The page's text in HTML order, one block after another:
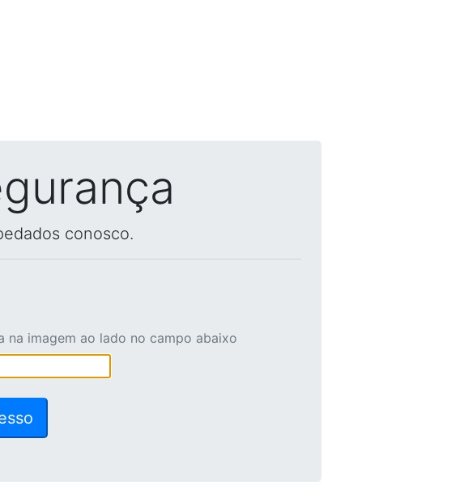
conosco.
na imagem ao lado no campo abaixo